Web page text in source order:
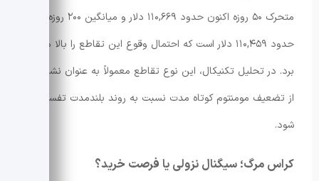
متحرک ۵۰ روزه اکنون حدود ۱۱۰,۶۶۹ دلار و میانگین ۲۰۰ روزه
حدود ۱۱۰,۴۵۹ دلار است که احتمال وقوع این تقاطع را بالا می
برد. در تحلیل تکنیکال، این نوع تقاطع معمولاً به عنوان نشانه ای
از تضعیف مومنتوم کوتاه مدت نسبت به روند بلندمدت تفسیر می
شود.
کراس مرگ؛ سیگنال نزولی یا فرصت خرید؟